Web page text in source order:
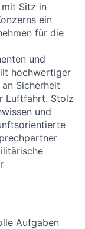
mit Sitz in
ein
für die
und
hochwertiger
Sicherheit
Luftfahrt. Stolz
und
Aufgaben